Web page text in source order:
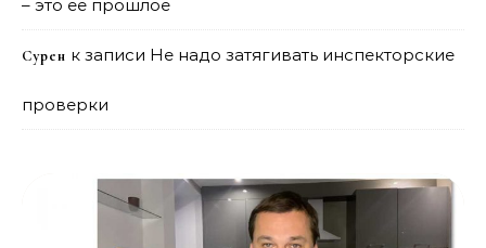
– это её прошлое
Сурен к записи Не надо затягивать инспекторские
проверки